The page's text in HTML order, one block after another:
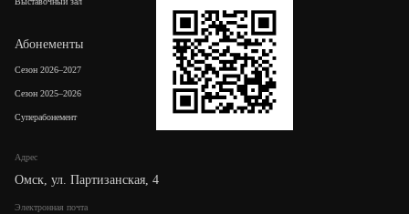
Адрес
Омск, ул. Партизанская, 4
Электронная почта
Абонементы
Сезон 2026–2027
Сезон 2025–2026
Суперабонемент